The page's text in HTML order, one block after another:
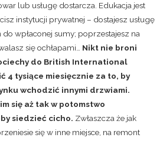
lub usługę dostarcza. Edukacja jest
instytucji prywatnej – dostajesz usługę
wpłaconej sumy; poprzestajesz na
się ochłapami… Nikt nie broni
do British International
4 tysiące miesięcznie za to, by
wchodzić innymi drzwiami.
się aż tak w potomstwo
siedzieć cicho. Zwłaszcza że jak
się w inne miejsce, na remont